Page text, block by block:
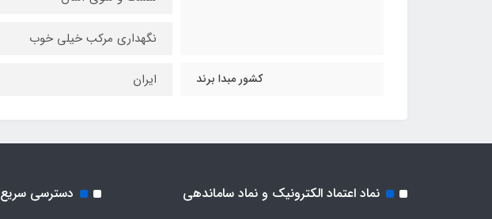
نگهداری مرکب خیلی خوب
کشور مبدا برند ایران
نماد اعتماد الکترونیک و نماد ساماندهی دسترسی سریع